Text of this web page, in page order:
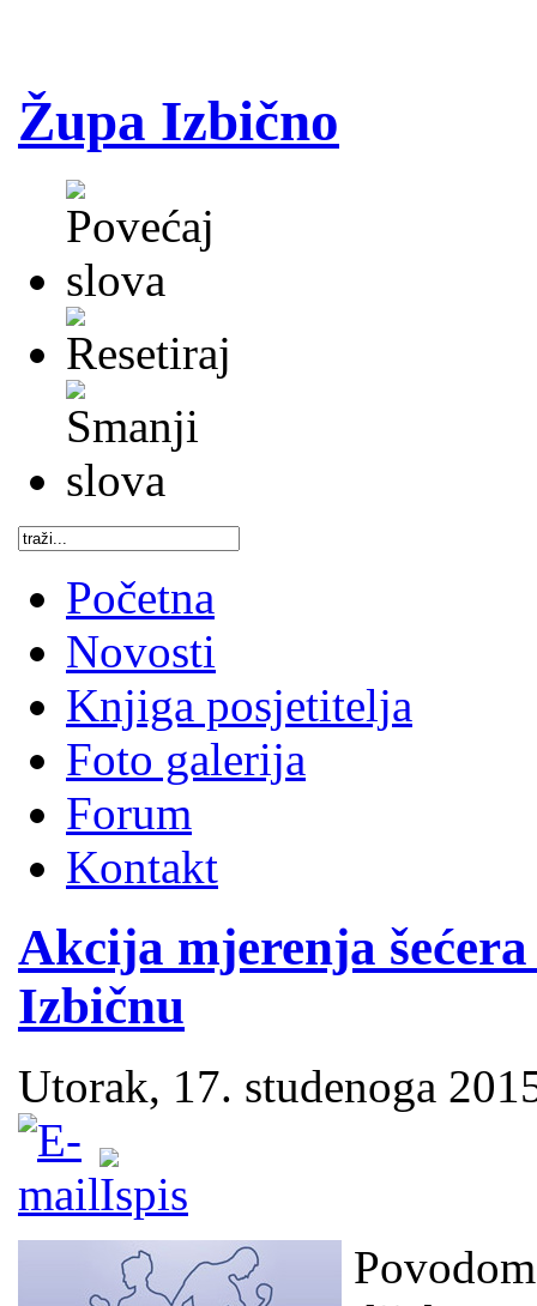
Župa Izbično
Početna
Novosti
Knjiga posjetitelja
Foto galerija
Forum
Kontakt
Akcija mjerenja
Izbičnu
Utorak, 17. studenoga